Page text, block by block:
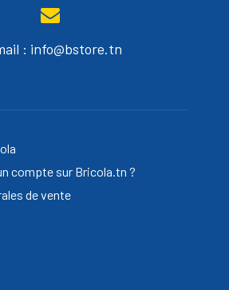
: info@bstore.tn
compte sur Bricola.tn ?
de vente